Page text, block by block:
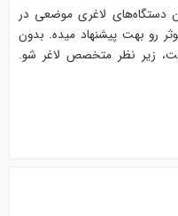
دستگاه‌های لاغری موضعی در
رو بهت پیشنهاد میده. بدون
زیر نظر متخصص لاغر شو.